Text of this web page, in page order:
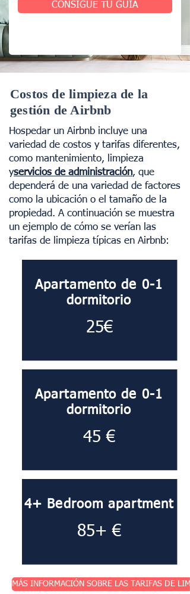
CONSIGUE TU GUÍA
Costos de limpieza de la
gestión de Airbnb
Hospedar un Airbnb incluye una
variedad de costos y tarifas diferentes,
como mantenimiento, limpieza
yservicios de administración, que
dependerá de una variedad de factores
como la ubicación o el tamaño de la
propiedad. A continuación se muestra
un ejemplo de cómo se verían las
tarifas de limpieza típicas en Airbnb:
Apartamento de 0-1
dormitorio
25€
Apartamento de 0-1
dormitorio
45 €
4+ Bedroom apartment
85+ €
MÁS INFORMACIÓN SOBRE LAS TARIFAS DE